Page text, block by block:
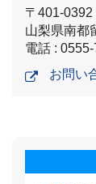
〒401-0392
山梨県南都
電話 :
お問い